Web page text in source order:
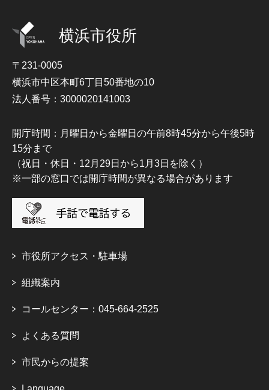
横浜市役所
〒231-0005
横浜市中区本町6丁目50番地の10
法人番号：3000020141003
開庁時間：月曜日から金曜日の午前8時45分から午後5時
15分まで
（祝日・休日・12月29日から1月3日を除く）
※一部の窓口では開庁時間が異なる場合があります
市役所アクセス・駐車場
組織案内
コールセンター：045-664-2525
よくある質問
市民からの提案